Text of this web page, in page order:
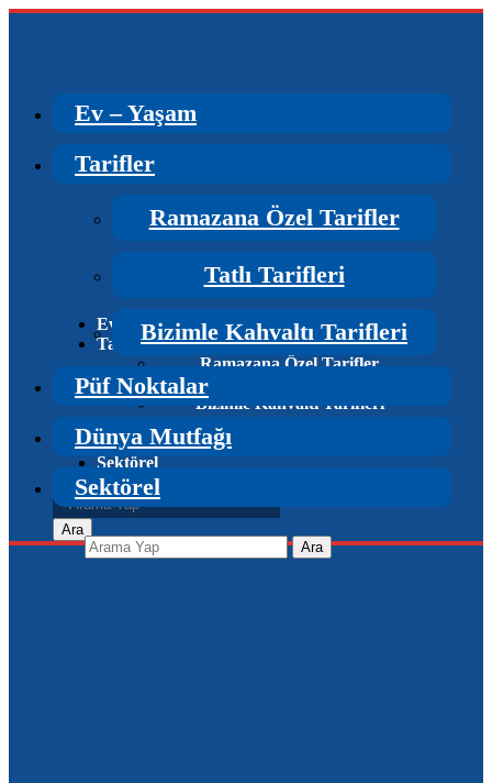
Ev – Yaşam
Tarifler
Ramazana Özel Tarifler
Bizimle Kahvaltı Tarifleri
Dünya Mutfağı
Sektörel
Ev – Yaşam
Tarifler
Ramazana Özel Tarifler
Tatlı Tarifleri
Bizimle Kahvaltı Tarifleri
Püf Noktalar
Dünya Mutfağı
Sektörel